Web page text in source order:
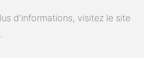
d'informations, visitez le site